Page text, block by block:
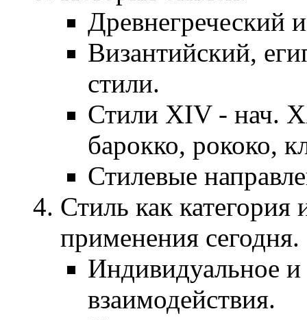
Древнегреческий
Византийский,
стили.
Стили XIV - нач.
барокко, рококо,
Стилевые
Стиль как категория
применения сегодня.
Индивидуальное
взаимодействия.